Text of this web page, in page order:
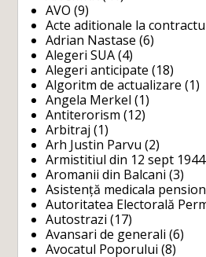
AVO (9)
Acte aditionale la
Adrian Nastase (6)
Alegeri SUA (4)
Alegeri anticipate (18)
Algoritm de actualizare (1)
Angela Merkel (1)
Antiterorism (12)
Arbitraj (1)
Arh Justin Parvu (2)
Armistitiul din 12 sept 1944
Aromanii din Balcani (3)
Asistență medicala
Autoritatea Electorală
Autostrazi (17)
Avansari de generali (6)
Avocatul Poporului (8)